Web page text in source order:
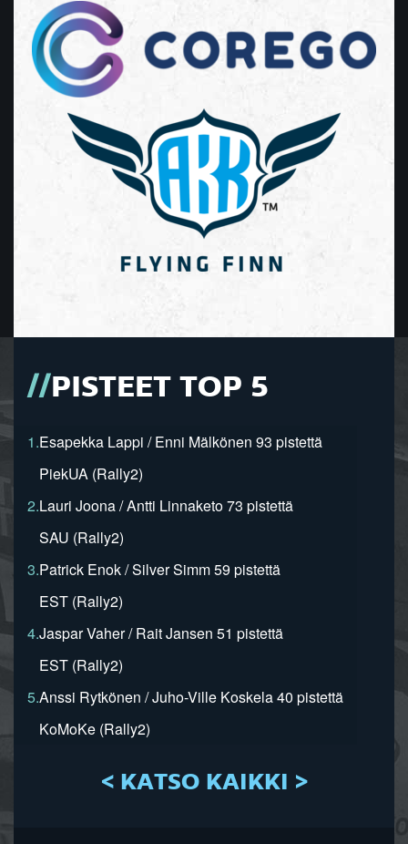
PISTEET TOP 5
1.Esapekka Lappi / Enni Mälkönen 93 pistettä
PiekUA (Rally2)
2.Lauri Joona / Antti Linnaketo 73 pistettä
SAU (Rally2)
3.Patrick Enok / Silver Simm 59 pistettä
EST (Rally2)
4.Jaspar Vaher / Rait Jansen 51 pistettä
EST (Rally2)
5.Anssi Rytkönen / Juho-Ville Koskela 40 pistettä
KoMoKe (Rally2)
< KATSO KAIKKI >